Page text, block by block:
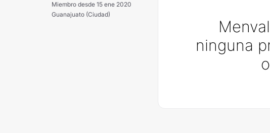
Miembro desde 15 ene 2020
Guanajuato (Ciudad)
ninguna